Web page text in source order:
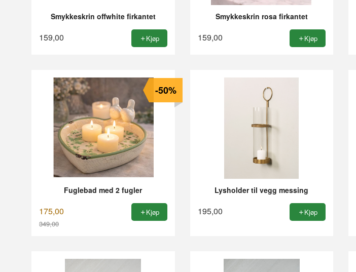
Smykkeskrin offwhite firkantet
159,00 Kjøp
Smykkeskrin rosa firkantet
159,00 Kjøp
Fuglebad med 2 fugler
175,00
349,00
-50%
Kjøp
Lysholder til vegg messing
195,00 Kjøp